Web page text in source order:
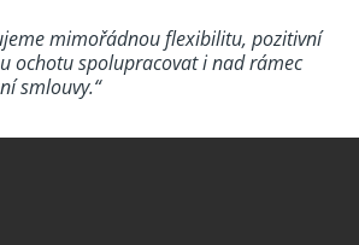
mimořádnou flexibilitu, pozitivní
ochotu spolupracovat i nad rámec
smlouvy.“